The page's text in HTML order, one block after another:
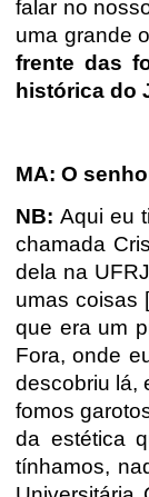
falar no
uma grande
frente das
histórica do
MA: O
NB: Aqui eu
chamada
dela na
umas coisas
que era um
Fora, onde
descobriu lá,
fomos
da estética
tínhamos,